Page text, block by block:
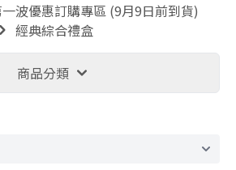
波優惠訂購專區 (9月9日前到貨)
經典綜合禮盒
商品分類